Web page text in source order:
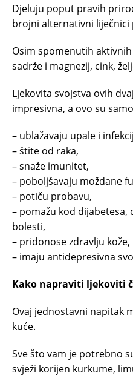
Djeluju poput pravih
brojni alternativni liječnici
Osim spomenutih
sadrže i magnezij, cink,
Ljekovita svojstva ovih
impresivna, a ovo su
– ublažavaju upale i
– štite od raka,
– snaže imunitet,
– poboljšavaju moždane
– potiču probavu,
– pomažu kod dijabetesa,
bolesti,
– pridonose zdravlju kože,
– imaju antidepresivna
Kako napraviti ljekoviti
Ovaj jednostavni napitak
kuće.
Sve što vam je potrebno
svježi korijen kurkume,